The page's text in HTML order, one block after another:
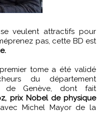
pas, cette BD est
tome a été validé
du département
de Genève, dont fait
prix Nobel de physique
Michel Mayor de la